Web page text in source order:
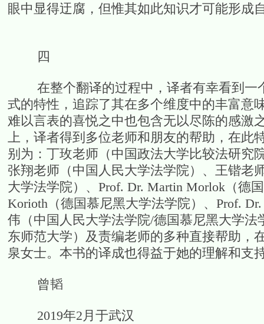
眼中显得迂腐，但惟其如此知识才可能形成
四
在整个翻译的过程中，译者有幸看到一
式的特性，追踪了其在多个维度中的丰富意
难以言表的喜悦之中也包含无以尽陈的感激
上，译者得到多位老师和朋友的帮助，在此
别为：丁玫老师（中国政法大学比较法研究
张翔老师（中国人民大学法学院）、王锴老
大学法学院）、Prof. Dr. Martin Morlok（德
Korioth（德国慕尼黑大学法学院）、Prof.
伟（中国人民大学法学院/德国慕尼黑大学
东师范大学）及责编老师的多种直接帮助，
泉女士。本书的译成也得益于她的理解和支
曾韬
2019年2月于武汉